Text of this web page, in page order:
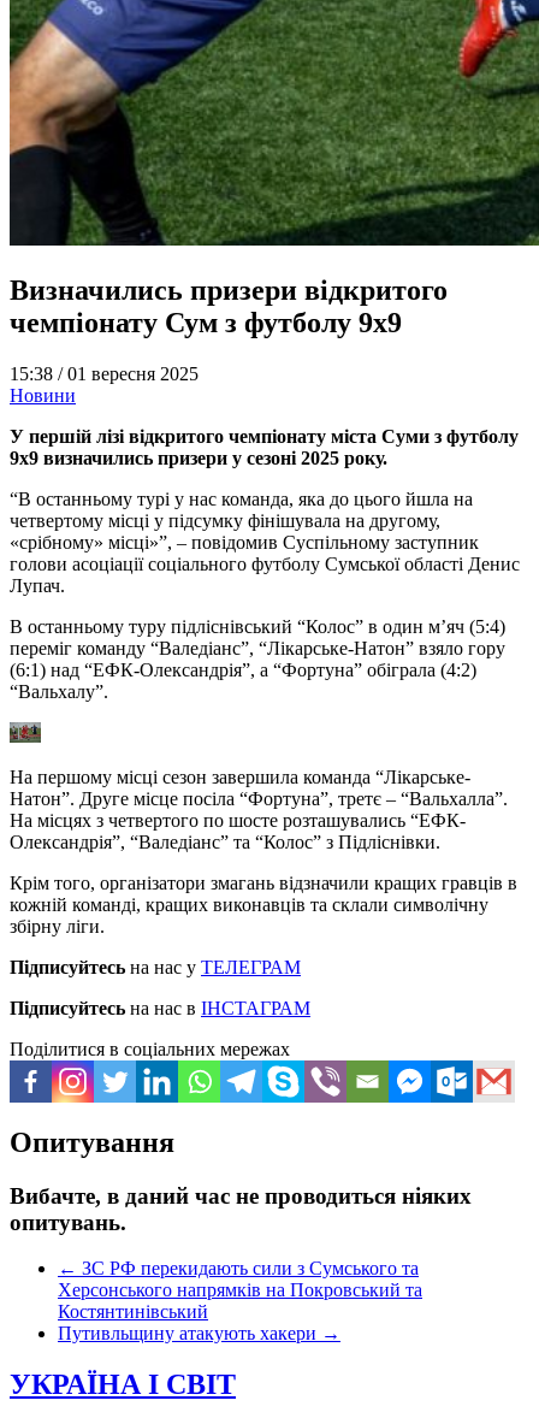
Визначились призери відкритого
чемпіонату Сум з футболу 9х9
15:38 /01 вересня 2025
Новини
У першій лізі відкритого чемпіонату міста Суми з футболу
9х9 визначились призери у сезоні 2025 року.
“В останньому турі у нас команда, яка до цього йшла на
четвертому місці у підсумку фінішувала на другому,
«срібному» місці»”, – повідомив Суспільному заступник
голови асоціації соціального футболу Сумської області Денис
Лупач.
В останньому туру підліснівський “Колос” в один м’яч (5:4)
переміг команду “Валедіанс”, “Лікарське-Натон” взяло гору
(6:1) над “ЕФК-Олександрія”, а “Фортуна” обіграла (4:2)
“Вальхалу”.
На першому місці сезон завершила команда “Лікарське-
Натон”. Друге місце посіла “Фортуна”, третє – “Вальхалла”.
На місцях з четвертого по шосте розташувались “ЕФК-
Олександрія”, “Валедіанс” та “Колос” з Підліснівки.
Крім того, організатори змагань відзначили кращих гравців в
кожній команді, кращих виконавців та склали символічну
збірну ліги.
Підписуйтесь на нас у ТЕЛЕГРАМ
Підписуйтесь на нас в ІНСТАГРАМ
Поділитися в соціальних мережах
Опитування
Вибачте, в даний час не проводиться ніяких
опитувань.
← ЗС РФ перекидають сили з Сумського та
Херсонського напрямків на Покровський та
Костянтинівський
Путивльщину атакують хакери →
УКРАЇНА І СВІТ